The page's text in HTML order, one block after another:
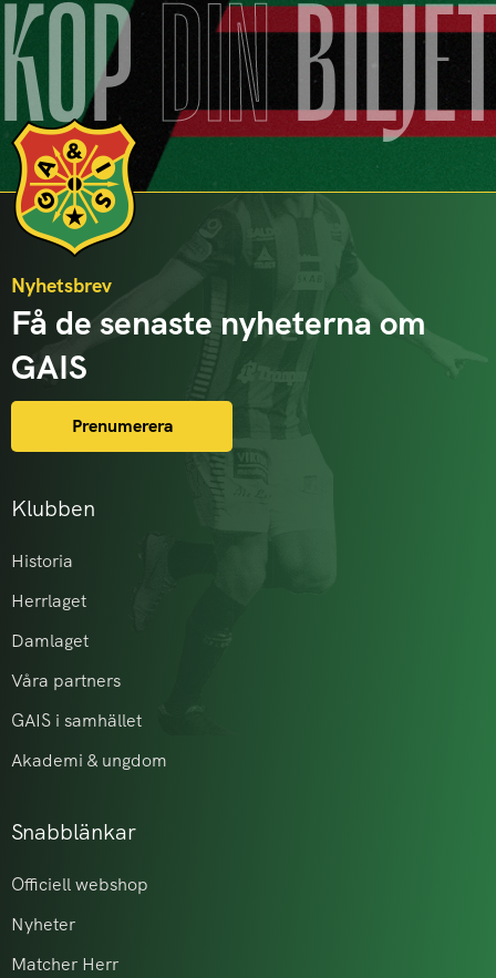
KÖPDIN
Klubben
Historia
Herrlaget
Damlaget
Våra partners
GAIS i samhället
Akademi & ungdom
Snabblänkar
Officiell webshop
Nyheter
Matcher Herr
Nyhetsbrev
Få de senaste nyheterna om
GAIS
Prenumerera